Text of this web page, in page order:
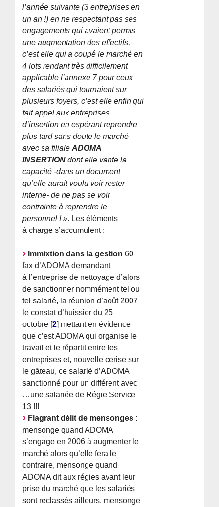
l’année suivante (3 entreprises en
un an !) en ne respectant pas ses
engagements qui avaient permis
une augmentation des effectifs,
c’est elle qui a coupé le marché en
4 lots rendant très difficilement
applicable l’annexe 7 pour ceux
des salariés qui tournaient sur
plusieurs foyers, c’est elle enfin qui
fait appel aux entreprises
d’insertion en espérant reprendre
plus tard sans doute le marché
avec sa filialeADOMA
INSERTION dont elle vante la
capacité -dans un document
qu’elle aurait voulu voir rester
interne- de ne pas se voir
contrainte à reprendre le
personnel ! ». Les éléments
à charge s’accumulent :
Immixtion dans la gestion 60
fax d’ADOMA demandant
à l’entreprise de nettoyage d’alors
de sanctionner nommément tel ou
tel salarié, la réunion d’août 2007
le constat d’huissier du 25
octobre [2] mettant en évidence
que c’est ADOMA qui organise le
travail et le répartit entre les
entreprises et, nouvelle cerise sur
le gâteau, ce salarié d’ADOMA
sanctionné pour un différent avec
…une salariée de Régie Service
13 !!!
Flagrant délit de mensonges :
mensonge quand ADOMA
s’engage en 2006 à augmenter le
marché alors qu’elle fera le
contraire, mensonge quand
ADOMA dit aux régies avant leur
prise du marché que les salariés
sont reclassés ailleurs, mensonge